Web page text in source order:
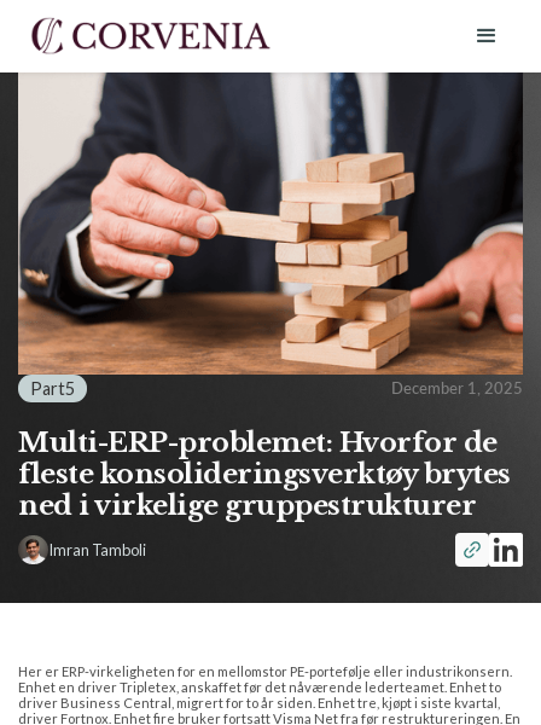
Part5 December 1, 2025
Multi-ERP-problemet: Hvorfor de
fleste konsolideringsverktøy brytes
ned i virkelige gruppestrukturer
Imran Tamboli
Her er ERP-virkeligheten for en mellomstor PE-portefølje eller industrikonsern.
Enhet en driver Tripletex, anskaffet før det nåværende lederteamet. Enhet to
driver Business Central, migrert for to år siden. Enhet tre, kjøpt i siste kvartal,
driver Fortnox. Enhet fire bruker fortsatt Visma Net fra før restruktureringen. En